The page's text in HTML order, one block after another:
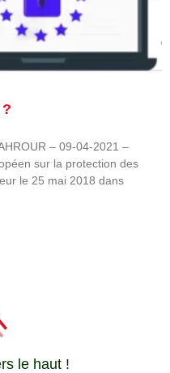
– 09-04-2021 –
sur la protection des
le 25 mai 2018 dans
le haut !